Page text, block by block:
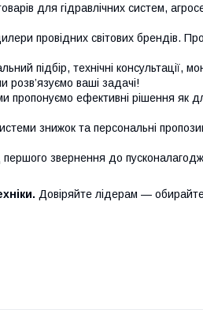
для гідравлічних систем,
провідних світових брендів.
підбір, технічні консультації,
ваші задачі!
пропонуємо ефективні рішення як
знижок та персональні
звернення до
Довіряйте лідерам —